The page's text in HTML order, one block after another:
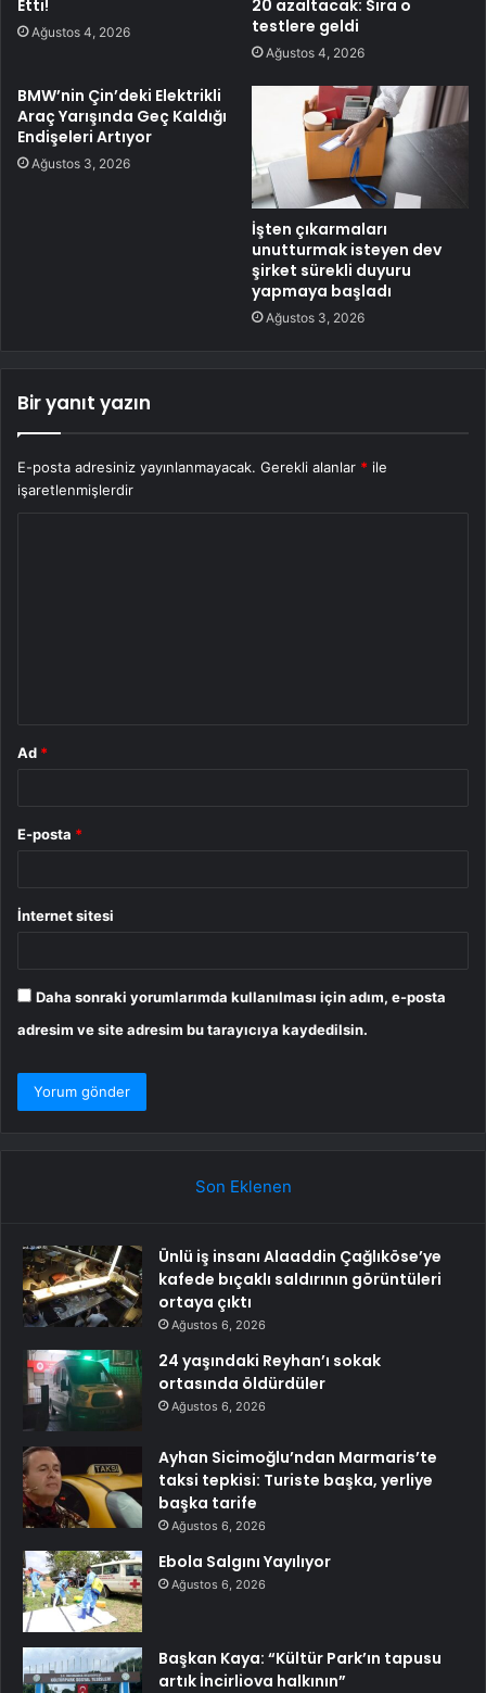
Etti!
Ağustos 4, 2026
20 azaltacak: Sıra o
testlere geldi
Ağustos 4, 2026
BMW’nin Çin’deki Elektrikli
Araç Yarışında Geç Kaldığı
Endişeleri Artıyor
Ağustos 3, 2026
İşten çıkarmaları
unutturmak isteyen dev
şirket sürekli duyuru
yapmaya başladı
Ağustos 3, 2026
Bir yanıt yazın
E-posta adresiniz yayınlanmayacak. Gerekli alanlar * ile
işaretlenmişlerdir
Ad *
E-posta *
İnternet sitesi
Daha sonraki yorumlarımda kullanılması için adım, e-posta
adresim ve site adresim bu tarayıcıya kaydedilsin.
Son Eklenen
Ünlü iş insanı Alaaddin Çağlıköse’ye
kafede bıçaklı saldırının görüntüleri
ortaya çıktı
Ağustos 6, 2026
24 yaşındaki Reyhan’ı sokak
ortasında öldürdüler
Ağustos 6, 2026
Ayhan Sicimoğlu’ndan Marmaris’te
taksi tepkisi: Turiste başka, yerliye
başka tarife
Ağustos 6, 2026
Ebola Salgını Yayılıyor
Ağustos 6, 2026
Başkan Kaya: “Kültür Park’ın tapusu
artık İncirliova halkının”